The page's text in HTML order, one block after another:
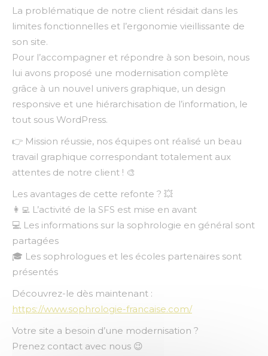
La problématique de notre client résidait dans les
limites fonctionnelles et l’ergonomie vieillissante de
son site.
Pour l’accompagner et répondre à son besoin, nous
lui avons proposé une modernisation complète
grâce à un nouvel univers graphique, un design
responsive et une hiérarchisation de l’information, le
tout sous WordPress.
👉 Mission réussie, nos équipes ont réalisé un beau
travail graphique correspondant totalement aux
attentes de notre client ! 🎨
Les avantages de cette refonte ? 💥
👩‍💻 L’activité de la SFS est mise en avant
💻 Les informations sur la sophrologie en général sont
partagées
🎓 Les sophrologues et les écoles partenaires sont
présentés
Découvrez-le dès maintenant :
https://www.sophrologie-francaise.com/
Votre site a besoin d’une modernisation ?
Prenez contact avec nous 😉